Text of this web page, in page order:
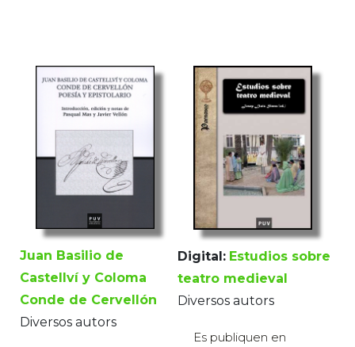
Juan Basilio de
Castellví y Coloma
Conde de Cervellón
Diversos autors
Digital: Estudios sobre
teatro medieval
Diversos autors
Es publiquen en